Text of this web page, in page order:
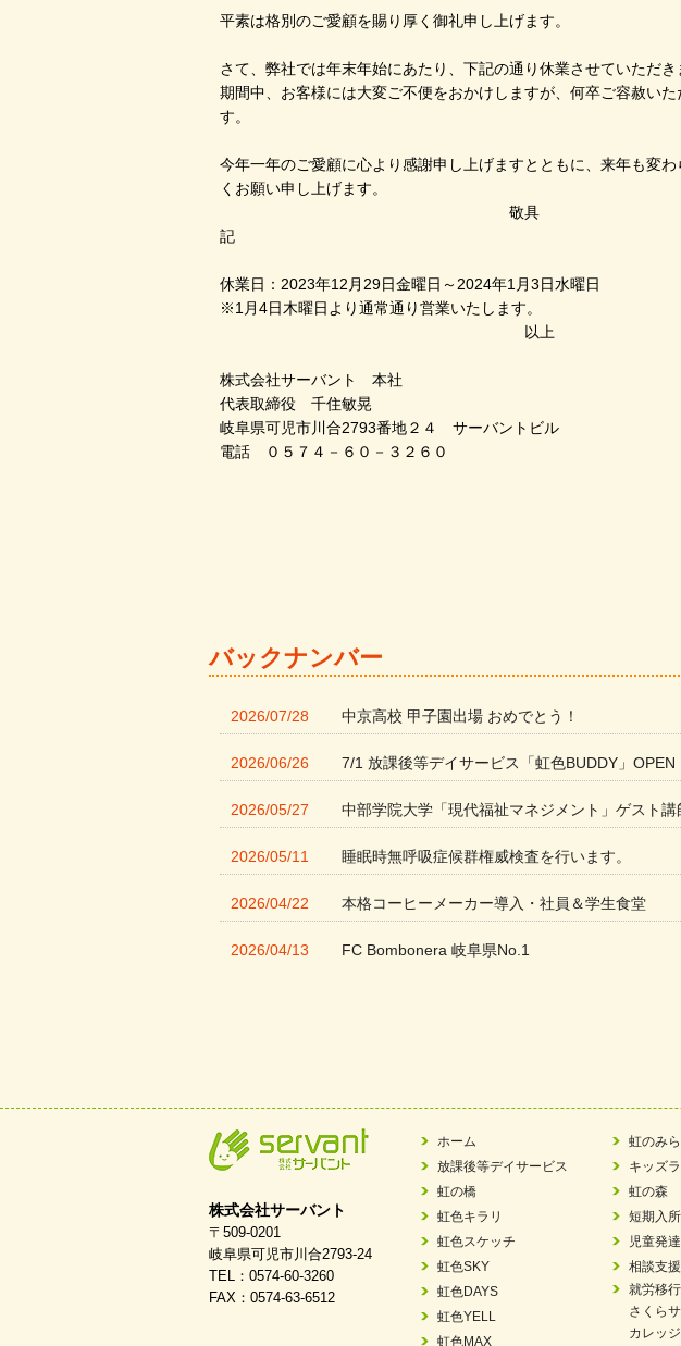
平素は格別のご愛顧を賜り厚く御礼申し上げます。
さて、弊社では年末年始にあたり、下記の通り休業させていただき
期間中、お客様には大変ご不便をおかけしますが、何卒ご容赦い
す。
今年一年のご愛顧に心より感謝申し上げますとともに、来年も変
くお願い申し上げます。
敬具
記
休業日：2023年12月29日金曜日～2024年1月3日水曜日
※1月4日木曜日より通常通り営業いたします。
以上
株式会社サーバント 本社
代表取締役 千住敏晃
岐阜県可児市川合2793番地２４ サーバントビル
電話 ０５７４－６０－３２６０
バックナンバー
2026/07/28 中京高校 甲子園出場 おめでとう！
2026/06/26 7/1 放課後等デイサービス「虹色BUDDY」OPEN
2026/05/27 中部学院大学「現代福祉マネジメント」ゲスト講
2026/05/11 睡眠時無呼吸症候群権威検査を行います。
2026/04/22 本格コーヒーメーカー導入・社員＆学生食堂
2026/04/13 FC Bombonera 岐阜県No.1
2026/02/06 岐阜県「働いてもらい方改革」優良事例集に掲載
FC ボンボ ジュニア 稼働中 ～体験募集してい
2025/06/10
2025/05/07 2025年6月中旬 OPEN 放課後等デイサービス「
餅つき大会を開催しました
株式会社サーバント
〒509-0201
岐阜県可児市川合2793-24
TEL：0574-60-3260
FAX：0574-63-6512
ホーム
放課後等デイサービス
虹の橋
虹色キラリ
虹色スケッチ
虹色SKY
虹色DAYS
虹色YELL
虹色MAX
虹のみ
キッズ
虹の森
短期入
児童発
相談支
就労移
さくら
カレッジ